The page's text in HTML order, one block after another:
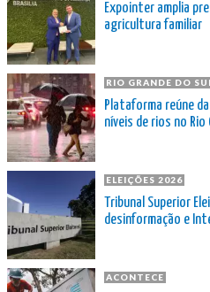
Expointer amplia
agricultura familiar
RIO GRANDE DO
Plataforma reúne
níveis de rios no Rio
ELEIÇÕES 2026
Tribunal Superior
desinformação e
ACONTECE